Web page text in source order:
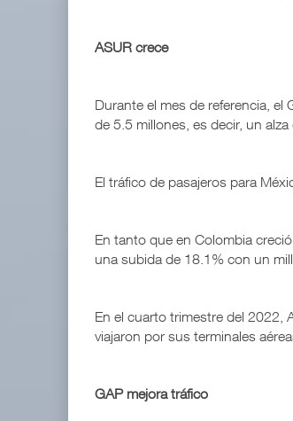
ASUR crece
Durante el mes de referencia,
de 5.5 millones, es decir, un
El tráfico de pasajeros para
En tanto que en Colombia
una subida de 18.1% con un
En el cuarto trimestre del 2022,
viajaron por sus terminales
GAP mejora tráfico